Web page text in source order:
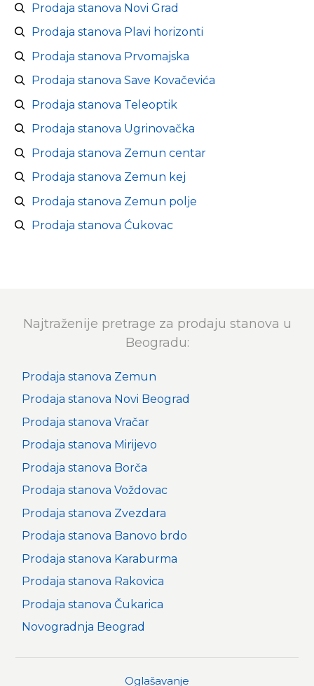
Prodaja stanova Novi Grad
Prodaja stanova Plavi horizonti
Prodaja stanova Prvomajska
Prodaja stanova Save Kovačevića
Prodaja stanova Teleoptik
Prodaja stanova Ugrinovačka
Prodaja stanova Zemun centar
Prodaja stanova Zemun kej
Prodaja stanova Zemun polje
Prodaja stanova Ćukovac
Najtraženije pretrage za prodaju stanova u
Beogradu:
Prodaja stanova Zemun
Prodaja stanova Novi Beograd
Prodaja stanova Vračar
Prodaja stanova Mirijevo
Prodaja stanova Borča
Prodaja stanova Voždovac
Prodaja stanova Zvezdara
Prodaja stanova Banovo brdo
Prodaja stanova Karaburma
Prodaja stanova Rakovica
Prodaja stanova Čukarica
Novogradnja Beograd
Oglašavanje